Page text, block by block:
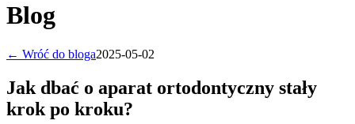
Blog
← Wróć do bloga2025-05-02
Jak dbać o aparat ortodontyczny stały
krok po kroku?